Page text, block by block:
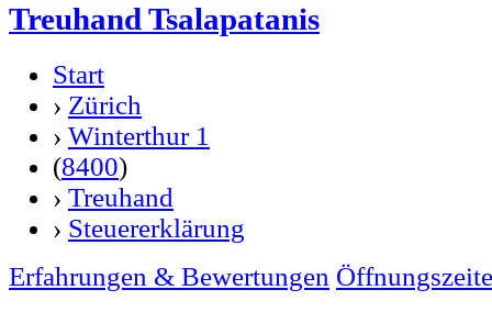
Treuhand Tsalapatanis
Start
› Zürich
› Winterthur 1
(8400)
› Treuhand
› Steuererklärung
Erfahrungen & Bewertungen